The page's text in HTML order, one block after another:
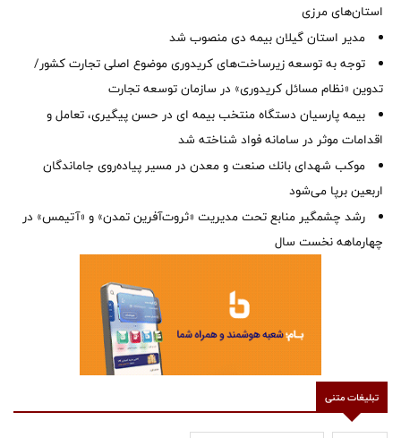
استان‌‌های مرزی
‌مدیر استان گیلان بیمه دی منصوب شد
توجه به توسعه زیرساخت‌های کریدوری موضوع اصلی تجارت کشور/
تدوین «نظام مسائل کریدوری» در سازمان توسعه تجارت
بیمه پارسیان دستگاه منتخب بیمه ای در حسن پیگیری، تعامل و
اقدامات موثر در سامانه فواد شناخته شد
موكب شهدای بانك صنعت و معدن در مسیر پیاده‌روی جاماندگان
اربعین برپا می‌شود
رشد چشمگیر منابع تحت مدیریت «ثروت‌آفرین تمدن» و «آتیمس» در
چهارماهه نخست سال
تبلیغات متنی